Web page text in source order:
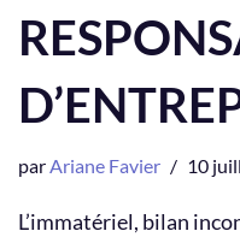
parAriane Favier 10
L’immatériel, bilan